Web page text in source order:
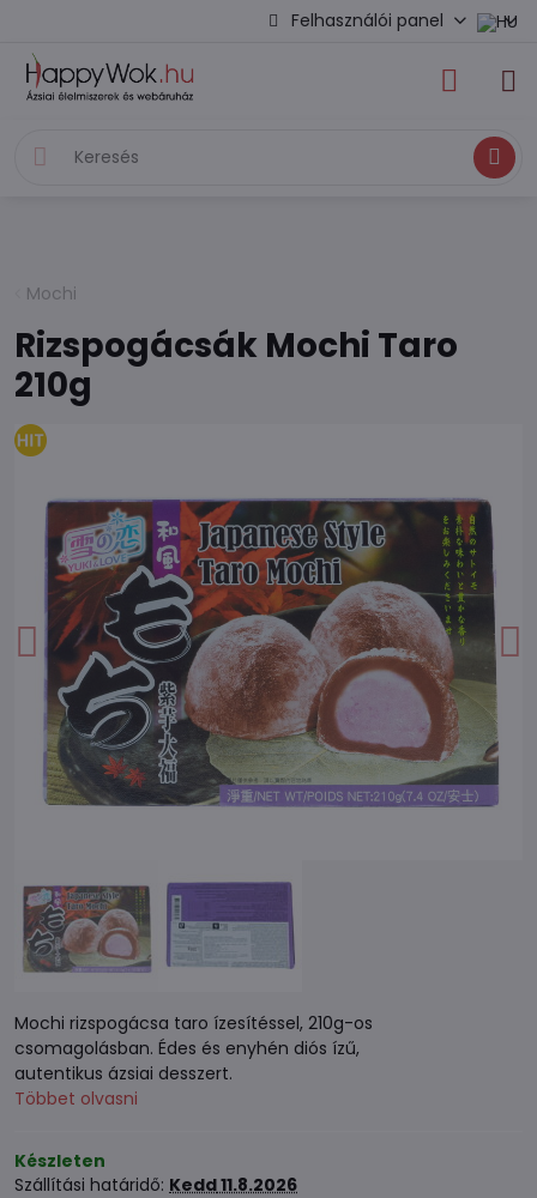
Felhasználói panel
Keresés
Mochi
Rizspogácsák Mochi Taro
210g
Mochi rizspogácsa taro ízesítéssel, 210g-os
csomagolásban. Édes és enyhén diós ízű,
autentikus ázsiai desszert.
Többet olvasni
Készleten
Szállítási határidő: Kedd11.8.2026